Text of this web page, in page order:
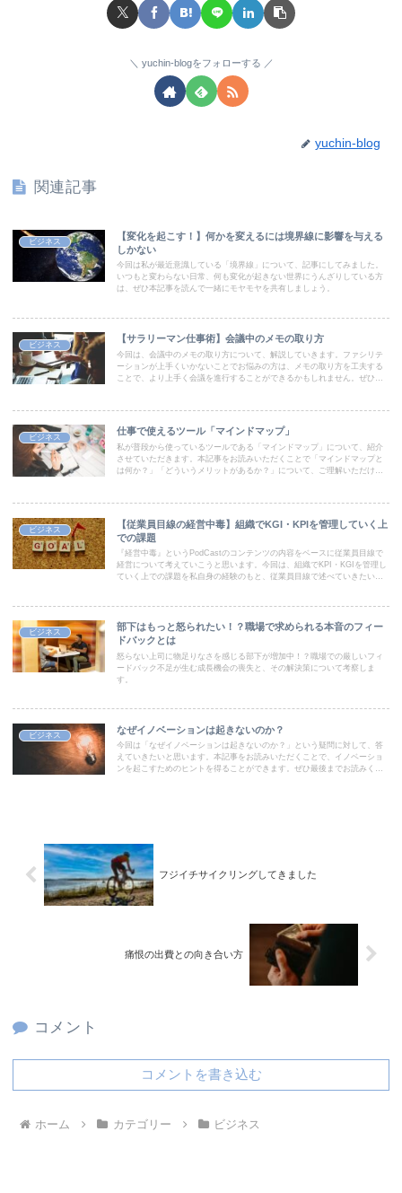
yuchin-blogをフォローする
yuchin-blog
関連記事
ビジネス
【変化を起こす！】何かを変えるには境界線に影響を与える
しかない
今回は私が最近意識している「境界線」について、記事にしてみました。
いつもと変わらない日常、何も変化が起きない世界にうんざりしている方
は、ぜひ本記事を読んで一緒にモヤモヤを共有しましょう。
ビジネス
【サラリーマン仕事術】会議中のメモの取り方
今回は、会議中のメモの取り方について、解説していきます。ファシリテ
ーションが上手くいかないことでお悩みの方は、メモの取り方を工夫する
ことで、より上手く会議を進行することができるかもしれません。ぜひ最
ビジネス
仕事で使えるツール「マインドマップ」
私が普段から使っているツールである「マインドマップ」について、紹介
させていただきます。本記事をお読みいただくことで「マインドマップと
は何か？」「どういうメリットがあるか？」について、ご理解いただけま
ビジネス
【従業員目線の経営中毒】組織でKGI・KPIを管理していく上
での課題
『経営中毒』というPodCastのコンテンツの内容をベースに従業員目線で
経営について考えていこうと思います。今回は、組織でKPI・KGIを管理し
ていく上での課題を私自身の経験のもと、従業員目線で述べていきたいと
ビジネス
部下はもっと怒られたい！？職場で求められる本音のフィー
ドバックとは
怒らない上司に物足りなさを感じる部下が増加中！？職場での厳しいフィ
ードバック不足が生む成長機会の喪失と、その解決策について考察しま
す。
ビジネス
なぜイノベーションは起きないのか？
今回は「なぜイノベーションは起きないのか？」という疑問に対して、答
えていきたいと思います。本記事をお読みいただくことで、イノベーショ
ンを起こすためのヒントを得ることができます。ぜひ最後までお読みくだ
フジイチサイクリングしてきました
痛恨の出費との向き合い方
コメント
コメントを書き込む
ホーム カテゴリー ビジネス